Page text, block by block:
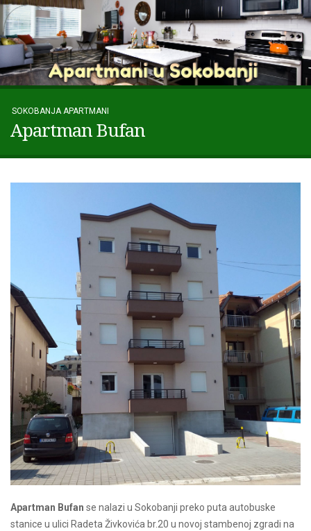
SOKOBANJA APARTMANI
Apartman Bufan
Apartman Bufan se nalazi u Sokobanji preko puta autobuske
stanice u ulici Radeta Živkovića br.20 u novoj stambenoj zgradi na